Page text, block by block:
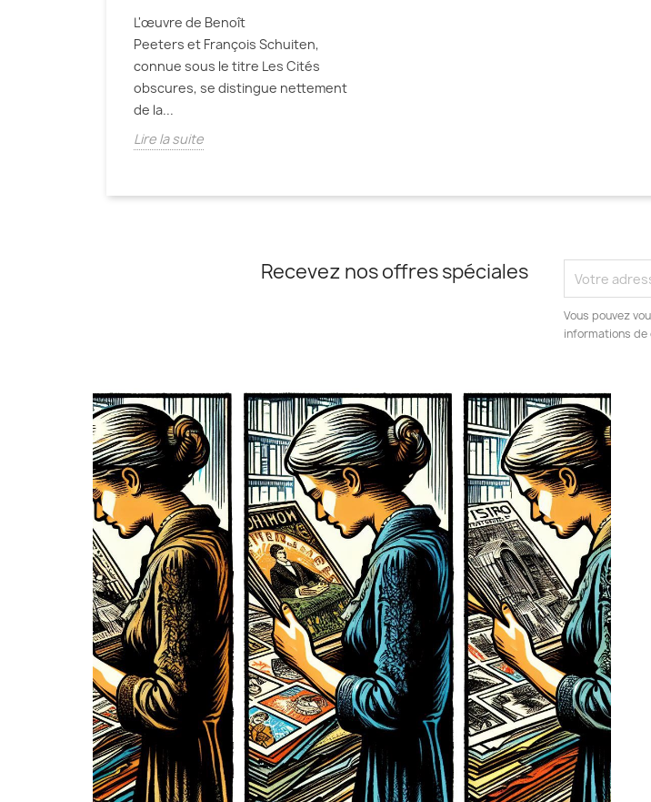
L'œuvre de Benoît
Peeters et François Schuiten,
connue sous le titre Les Cités
obscures, se distingue nettement
de la...
Lire la suite
Recevez nos offres spéciales
Vous pouvez
informations